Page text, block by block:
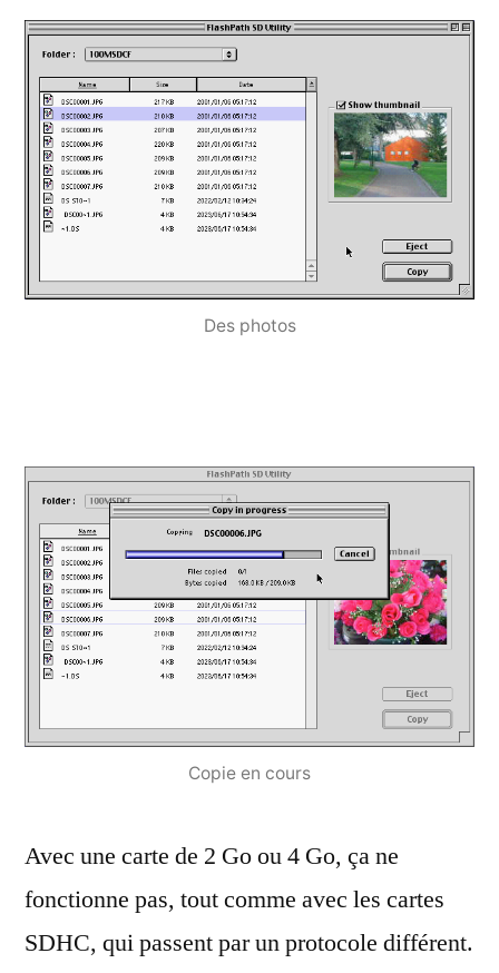
Des photos
Copie en cours
Avec une carte de 2 Go ou 4 Go, ça ne
fonctionne pas, tout comme avec les cartes
SDHC, qui passent par un protocole différent.